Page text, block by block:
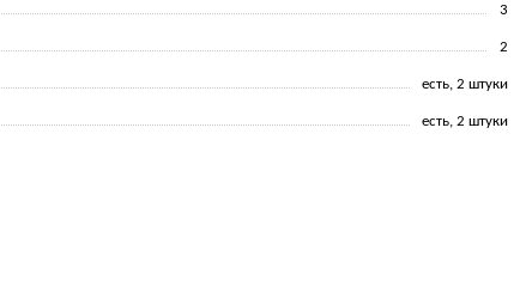
3
2
есть, 2 штуки
есть, 2 штуки